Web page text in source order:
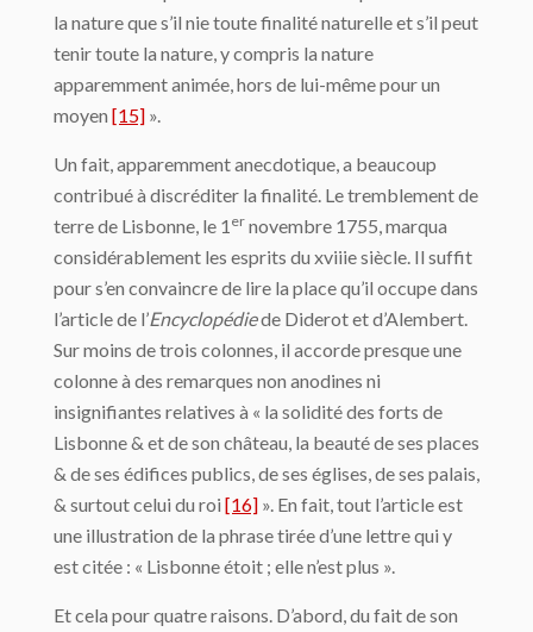
la nature que s’il nie toute finalité naturelle et s’il peut
tenir toute la nature, y compris la nature
apparemment animée, hors de lui-même pour un
moyen [15] ».
Un fait, apparemment anecdotique, a beaucoup
contribué à discréditer la finalité. Le tremblement de
terre de Lisbonne, le 1 er novembre 1755, marqua
considérablement les esprits du xviiie siècle. Il suffit
pour s’en convaincre de lire la place qu’il occupe dans
l’ar­ticle de l’Encyclopédiede Diderot et d’Alembert.
Sur moins de trois colonnes, il accorde presque une
colonne à des remarques non anodines ni
insignifiantes rela­tives à « la solidité des forts de
Lisbonne & et de son château, la beauté de ses places
& de ses édifices publics, de ses églises, de ses palais,
& surtout celui du roi [16] ». En fait, tout l’article est
une illustration de la phrase tirée d’une lettre qui y
est citée : « Lisbonne étoit ; elle n’est plus ».
Et cela pour quatre raisons. D’abord, du fait de son